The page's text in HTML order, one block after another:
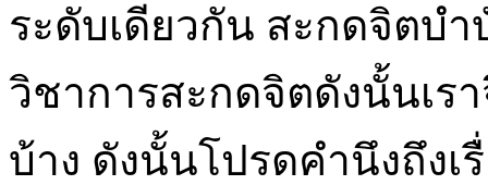
ระดับเดียวกัน สะกดจิตบ
วิชาการสะกดจิตดังนั้นเร
บ้าง ดังนั้นโปรดคำนึงถึงเ